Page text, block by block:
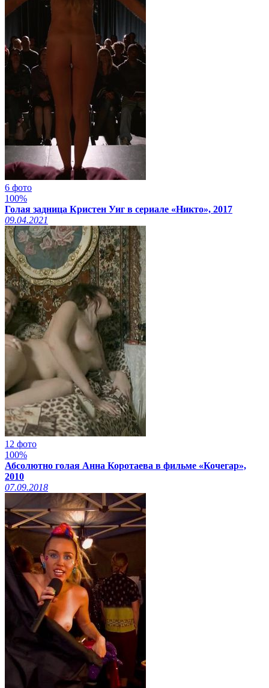
6 фото
100%
Голая задница Кристен Уиг в сериале «Никто», 2017
09.04.2021
12 фото
100%
Абсолютно голая Анна Коротаева в фильме «Кочегар»,
2010
07.09.2018